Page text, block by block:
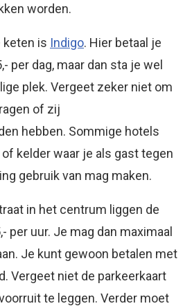
worden.
keten is Indigo. Hier betaal je
per dag, maar dan sta je wel
plek. Vergeet zeker niet om
of zij
hebben. Sommige hotels
kelder waar je als gast tegen
gebruik van mag maken.
in het centrum liggen de
per uur. Je mag dan maximaal
Je kunt gewoon betalen met
Vergeet niet de parkeerkaart
te leggen. Verder moet